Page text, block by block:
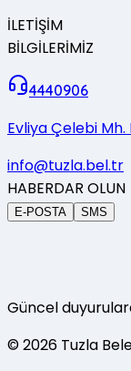
İLETİŞİM
BİLGİLERİMİZ
4440906
Evliya Çelebi Mh.
info@tuzla.bel.tr
HABERDAR OLUN
E-POSTA SMS
Güncel
©2026 Tuzla